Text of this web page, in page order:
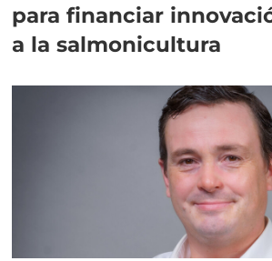
para financiar
a la salmonicultura